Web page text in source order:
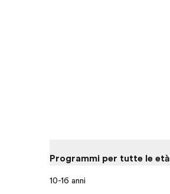
Programmi per tutte le età
10-16 anni